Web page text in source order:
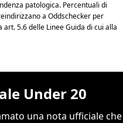
Under 20
una nota ufficiale che